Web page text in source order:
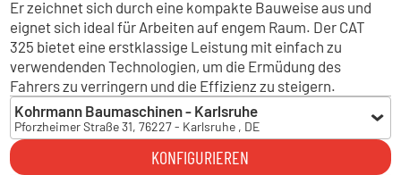
Er zeichnet sich durch eine kompakte Bauweise aus und
eignet sich ideal für Arbeiten auf engem Raum. Der CAT
325 bietet eine erstklassige Leistung mit einfach zu
verwendenden Technologien, um die Ermüdung des
Fahrers zu verringern und die Effizienz zu steigern.
Kohrmann Baumaschinen - Karlsruhe
Pforzheimer Straße 31, 76227 - Karlsruhe , DE
Kohrmann Baumaschinen - Karlsruhe
Pforzheimer Straße 31, 76227 - Karlsruhe , DE
KONFIGURIEREN